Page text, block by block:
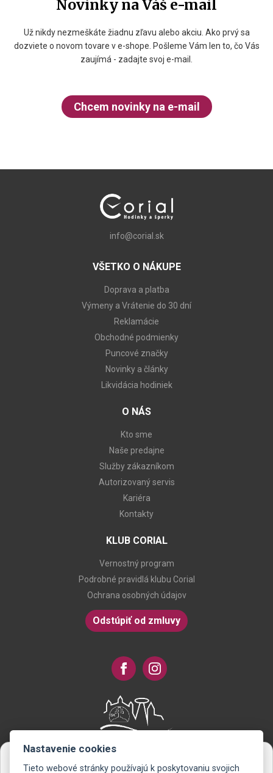
Novinky na Váš e-mail
Už nikdy nezmeškáte žiadnu zľavu alebo akciu. Ako prvý sa
dozviete o novom tovare v e-shope. Pošleme Vám len to, čo Vás
zaujímá - zadajte svoj e-mail.
Chcem novinky na e-mail
info@corial.sk
VŠETKO O NÁKUPE
Doprava a platba
Výmeny a Vrátenie do 30 dní
Reklamácie
Obchodné podmienky
Puncové značky
Novinky a články
Likvidácia hodiniek
O NÁS
Kto sme
Naše predajne
Služby zákazníkom
Autorizovaný servis
Kariéra
Kontakty
KLUB CORIAL
Vernostný program
Podrobné pravidlá klubu Corial
Ochrana osobných údajov
Odstúpiť od zmluvy
Nastavenie cookies
Tieto webové stránky používajú k poskytovaniu svojich